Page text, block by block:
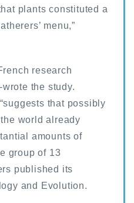
plants constituted a
menu,”
research
the study.
that possibly
world already
amounts of
group of 13
published its
and Evolution.